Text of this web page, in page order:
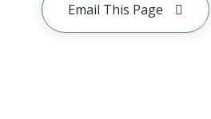
Email This Page